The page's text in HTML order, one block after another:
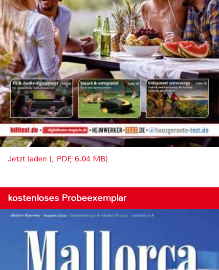
Jetzt laden (, PDF, 6.04 MB)
kostenloses Probeexemplar